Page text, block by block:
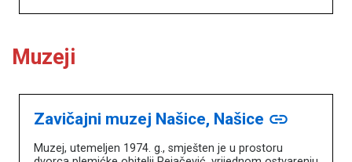
Muzeji
Zavičajni muzej Našice, Našice link
Muzej, utemeljen 1974. g., smješten je u prostoru